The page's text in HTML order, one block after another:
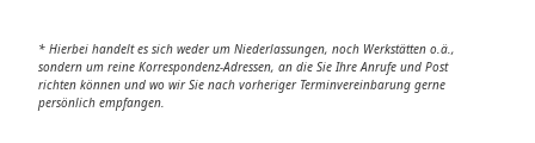
* Hierbei handelt es sich weder um Niederlassungen, noch Werkstätten o.ä.,
sondern um reine Korrespondenz-Adressen, an die Sie Ihre Anrufe und Post
richten können und wo wir Sie nach vorheriger Terminvereinbarung gerne
persönlich empfangen.